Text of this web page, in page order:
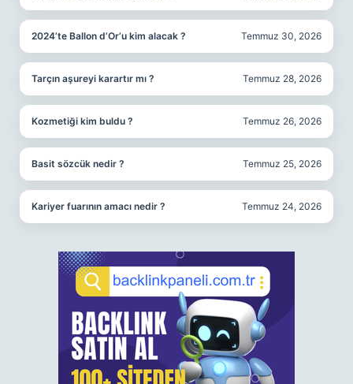
2024’te Ballon d’Or’u kim alacak ? Temmuz 30, 2026
Tarçın aşureyi karartır mı ? Temmuz 28, 2026
Kozmetiği kim buldu ? Temmuz 26, 2026
Basit sözcük nedir ? Temmuz 25, 2026
Kariyer fuarının amacı nedir ? Temmuz 24, 2026